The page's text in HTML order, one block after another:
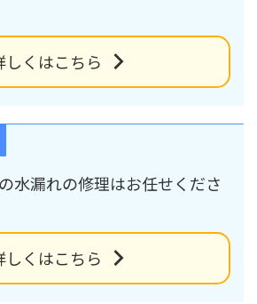
しくはこちら
水漏れの修理はお任せくださ
しくはこちら